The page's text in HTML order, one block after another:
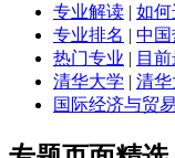
专业解读 | 如何
专业排名 | 中国
热门专业 | 目
清华大学 | 清华
国际经济与贸易